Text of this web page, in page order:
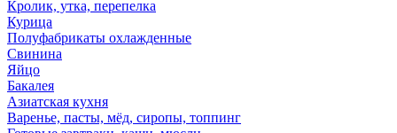
Кролик, утка, перепелка
Курица
Полуфабрикаты охлажденные
Свинина
Яйцо
Бакалея
Азиатская кухня
Варенье, пасты, мёд, сиропы, топпинг